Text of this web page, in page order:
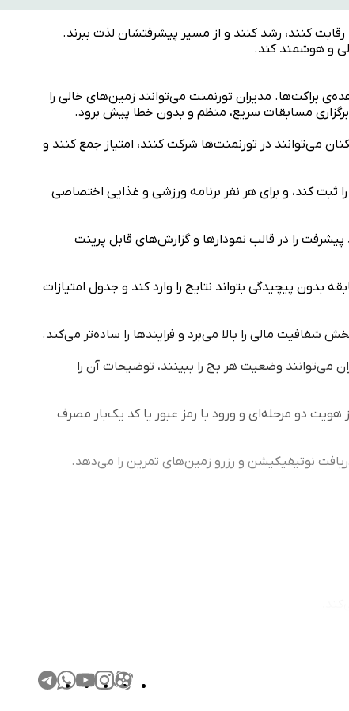
کنند، رشد کنند و از مسیر پیشرفتشان لذت ببرند.
و هوشمند کند.
براکت‌ها. مدیران تورنمنت می‌توانند زمین‌های خالی را
مسابقات سریع، منظم و بدون خطا پیش برود.
می‌توانند در تورنمنت‌ها شرکت کنند، امتیاز جمع کنند و
را ثبت کند، و برای هر نفر برنامه ورزشی و غذایی اختصاصی
را در قالب نمودارها و گزارش‌های قابل پرینت
پیچیدگی بتواند نتایج را وارد کند و جدول امتیازات
شفافیت مالی را بالا می‌برد و فرایندها را ساده‌تر می‌کند.
می‌توانند وضعیت هر بج را ببینند، توضیحات آن را
دو مرحله‌ای و ورود با رمز عبور یا کد یک‌بار مصرف
نوتیفیکیشن و رزرو زمین‌های تمرین را می‌دهد.